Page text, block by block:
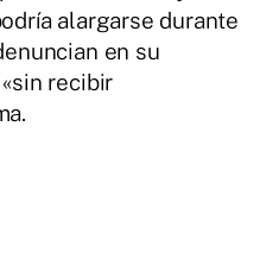
alargarse durante
en su
recibir